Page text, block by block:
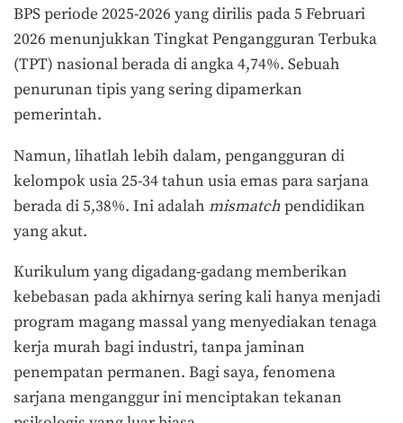
BPS periode 2025-2026 yang dirilis pada 5 Februari
2026 menunjukkan Tingkat Pengangguran Terbuka
(TPT) nasional berada di angka 4,74%. Sebuah
penurunan tipis yang sering dipamerkan
pemerintah.
Namun, lihatlah lebih dalam, pengangguran di
kelompok usia 25-34 tahun usia emas para sarjana
berada di 5,38%. Ini adalah mismatchpendidikan
yang akut.
Kurikulum yang digadang-gadang memberikan
kebebasan pada akhirnya sering kali hanya menjadi
program magang massal yang menyediakan tenaga
kerja murah bagi industri, tanpa jaminan
penempatan permanen. Bagi saya, fenomena
sarjana menganggur ini menciptakan tekanan